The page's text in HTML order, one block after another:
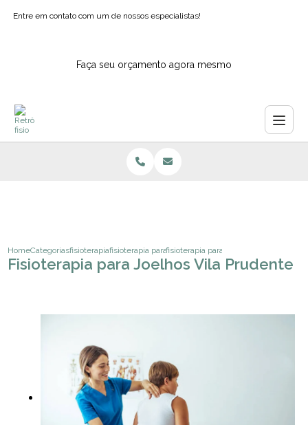
Entre em contato com um de nossos especialistas!
Faça seu orçamento agora mesmo
HomeCategoriasfisioterapiafisioterapia para coluna ipirangafisioterapia para joelhos vila prudente
Fisioterapia para Joelhos Vila Prudente